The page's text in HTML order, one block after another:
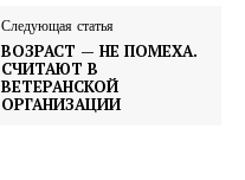
Следующая статья
ВОЗРАСТ — НЕ ПОМЕХА.
СЧИТАЮТ В
ВЕТЕРАНСКОЙ
ОРГАНИЗАЦИИ